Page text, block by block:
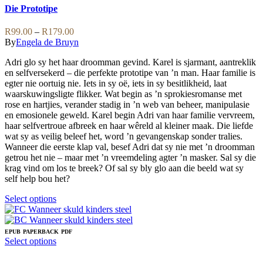
options
may
be
chosen
on
the
product
page
has
multiple
variants.
The
options
may
be
chosen
on
the
product
page
Die Prototipe
R99.00 – R179.00Price
range:
through
R179.00
ByEngela de Bruyn
Adri glo sy het haar droomman gevind. Karel is sjarmant, aantreklik
en selfversekerd – die perfekte prototipe van ’n man. Haar familie is
egter nie oortuig nie. Iets in sy oë, iets in sy besitlikheid, laat
waarskuwingsligte flikker. Wat begin as ’n sprokiesromanse met
rose en hartjies, verander stadig in ’n web van beheer, manipulasie
en emosionele geweld. Karel begin Adri van haar familie vervreem,
haar selfvertroue afbreek en haar wêreld al kleiner maak. Die liefde
wat sy as veilig beleef het, word ’n gevangenskap sonder tralies.
Wanneer die eerste klap val, besef Adri dat sy nie met ’n droomman
getrou het nie – maar met ’n vreemdeling agter ’n masker. Sal sy die
krag vind om los te breek? Of sal sy bly glo aan die beeld wat sy
self help bou het?
Select optionsThis
product
has
multiple
variants.
EPUB PAPERBACK PDF
Select optionsThis